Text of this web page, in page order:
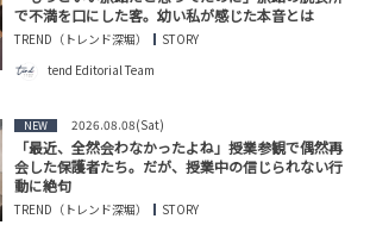
で不満を口にした客。幼い私が感じた本音とは
TREND（トレンド深堀）
STORY
tend Editorial Team
NEW 2026.08.08(Sat)
「最近、全然会わなかったよね」授業参観で偶然再
会した保護者たち。だが、授業中の信じられない行
動に絶句
TREND（トレンド深堀）
STORY